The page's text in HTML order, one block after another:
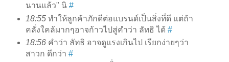
นานแล้ว" นิ #
18:55ทำให้ลูกค้าภักดีต่อแบรนด์เป็นสิ่งที่ดี แต่ถ้า
คลั่งใคล้มากๆอาจก้าวไปสู่คำว่า ลัทธิ ได้ #
18:56คำว่า ลัทธิ อาจดูแรงเกินไป เรียกง่ายๆว่า
สาวก ดีกว่า #